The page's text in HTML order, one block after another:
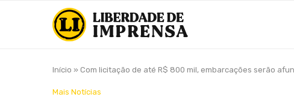
Início » Com licitação de até R$ 800 mil, embarcações serão
Mais Notícias